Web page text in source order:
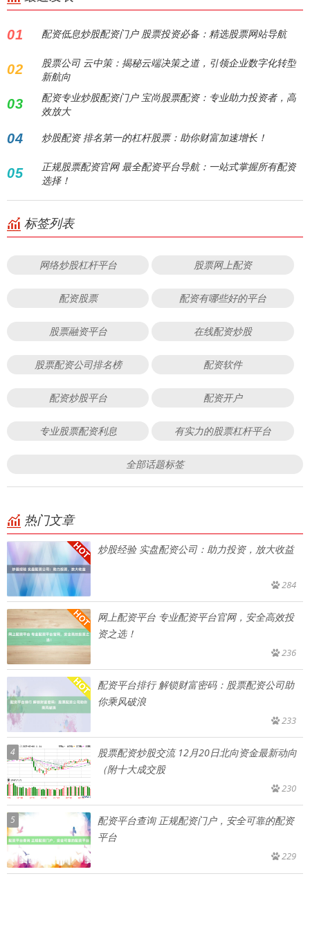
01 配资低息炒股配资门户 股票投资必备：精选股票网站导航
02
股票公司 云中策：揭秘云端决策之道，引领企业数字化转型
新航向
03
配资专业炒股配资门户 宝尚股票配资：专业助力投资者，高
效放大
04 炒股配资 排名第一的杠杆股票：助你财富加速增长！
05
正规股票配资官网 最全配资平台导航：一站式掌握所有配资
选择！
标签列表
网络炒股杠杆平台 股票网上配资
配资股票 配资有哪些好的平台
股票融资平台 在线配资炒股
股票配资公司排名榜 配资软件
配资炒股平台 配资开户
专业股票配资利息 有实力的股票杠杆平台
全部话题标签
热门文章
炒股经验 实盘配资公司：助力投资，放大收益
284
网上配资平台 专业配资平台官网，安全高效投
资之选！
236
配资平台排行 解锁财富密码：股票配资公司助
你乘风破浪
233
4
股票配资炒股交流 12月20日北向资金最新动向
（附十大成交股
230
5
配资平台查询 正规配资门户，安全可靠的配资
平台
229